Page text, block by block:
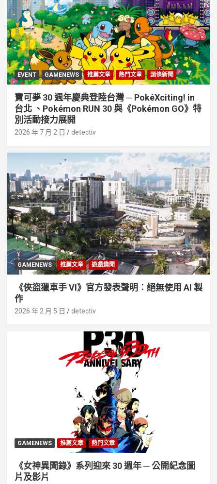
EVENT GAMENEWS 推薦文章 熱門文章 頭條新聞
寶可夢 30 週年慶典登陸台灣 ─ PokéXciting! in
台北 、Pokémon RUN 30 與《Pokémon GO》特
別活動接⼒展開
2026 年 7 月 2 日 detectiv
GAMENEWS 推薦文章 遊戲趣聞
《俠盜獵車手 VI》官方發表聲明︰絕無使用 AI 製
作
2026 年 2 月 5 日 detectiv
GAMENEWS 推薦文章 熱門文章
《女神異聞錄》系列迎來 30 週年 ─ 公開紀念圖
片及影片